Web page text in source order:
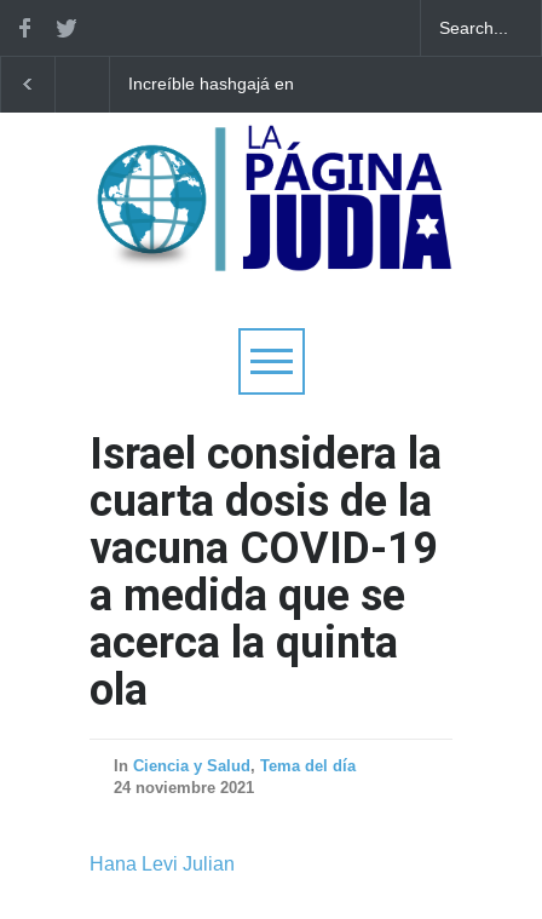
Increíble hashgajá en
escapan del incendio del
campamento Jazón y todos
los Tefilín se salvan
milagrosamente
"adormecer a Israel"
para la guerra
Israel considera la
cuarta dosis de la
vacuna COVID-19
a medida que se
acerca la quinta
ola
In Ciencia y Salud , Tema del día
24 noviembre 2021
Hana Levi Julian